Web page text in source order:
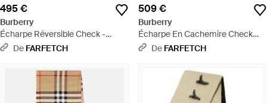
495 €
Burberry
Écharpe Réversible Check -
Multicolore
De FARFETCH
509 €
Burberry
Écharpe En Cachemire Check
Contrastée - Noir
De FARFETCH